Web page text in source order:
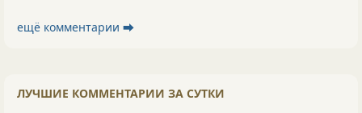
ещё комментарии ⮕
ЛУЧШИЕ КОММЕНТАРИИ ЗА СУТКИ